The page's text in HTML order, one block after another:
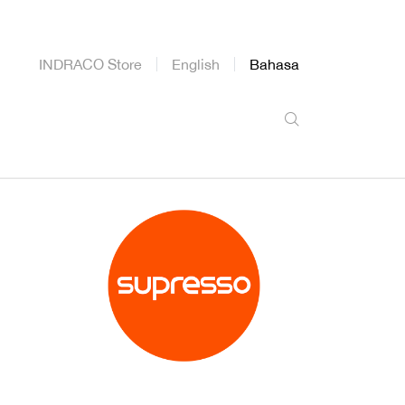
INDRACO Store English Bahasa